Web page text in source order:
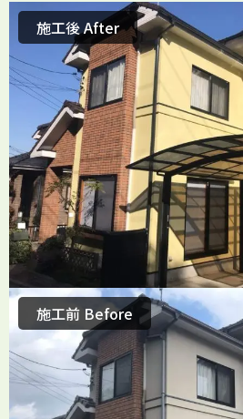
施工前 Before
施工後 After